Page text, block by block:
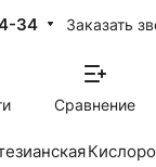
34 Заказать
Сравнение